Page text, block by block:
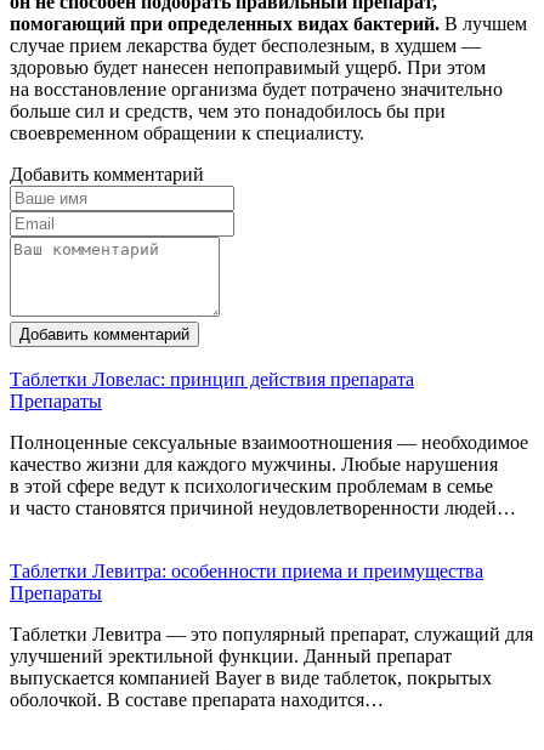
помогающий при определенных видах бактерий. В лучшем
случае прием лекарства будет бесполезным, в худшем —
здоровью будет нанесен непоправимый ущерб. При этом
на восстановление организма будет потрачено значительно
больше сил и средств, чем это понадобилось бы при
своевременном обращении к специалисту.
Добавить комментарий
Добавить комментарий
Таблетки Ловелас: принцип действия препарата
Препараты
Полноценные сексуальные взаимоотношения — необходимое
качество жизни для каждого мужчины. Любые нарушения
в этой сфере ведут к психологическим проблемам в семье
и часто становятся причиной неудовлетворенности людей…
Таблетки Левитра: особенности приема и преимущества
Препараты
Таблетки Левитра — это популярный препарат, служащий для
улучшений эректильной функции. Данный препарат
выпускается компанией Bayer в виде таблеток, покрытых
оболочкой. В составе препарата находится…